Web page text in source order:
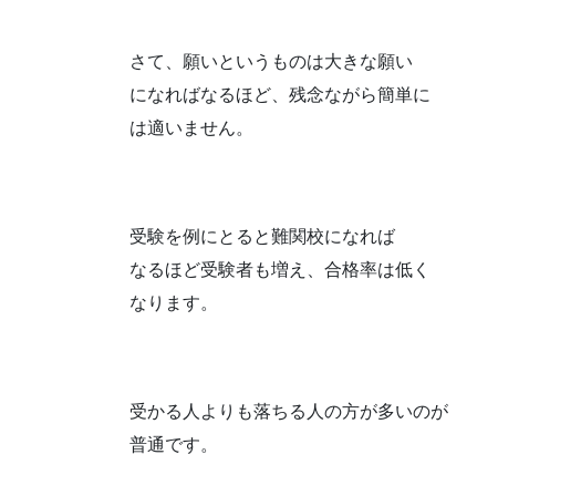
さて、願いというものは大きな願い
になればなるほど、残念ながら簡単に
は適いません。
受験を例にとると難関校になれば
なるほど受験者も増え、合格率は低く
なります。
受かる人よりも落ちる人の方が多いのが
普通です。